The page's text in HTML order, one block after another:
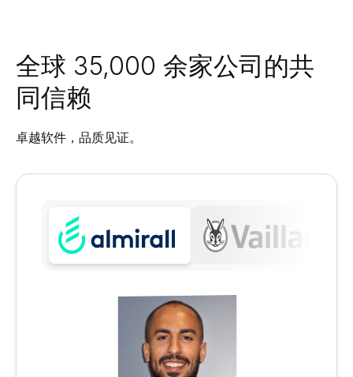
全球 35,000 余家公司的共
同信赖
卓越软件，品质见证。